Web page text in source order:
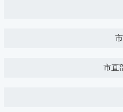
市直